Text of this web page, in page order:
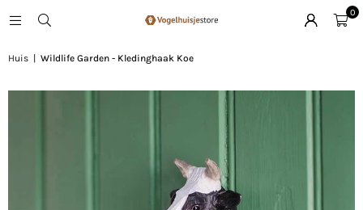
0
Huis Wildlife Garden - Kledinghaak Koe